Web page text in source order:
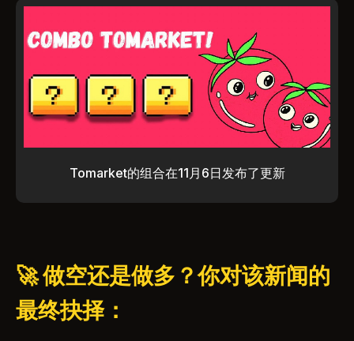
Tomarket的组合在11月6日发布了更新
🚀 做空还是做多？你对该新闻的
最终抉择：